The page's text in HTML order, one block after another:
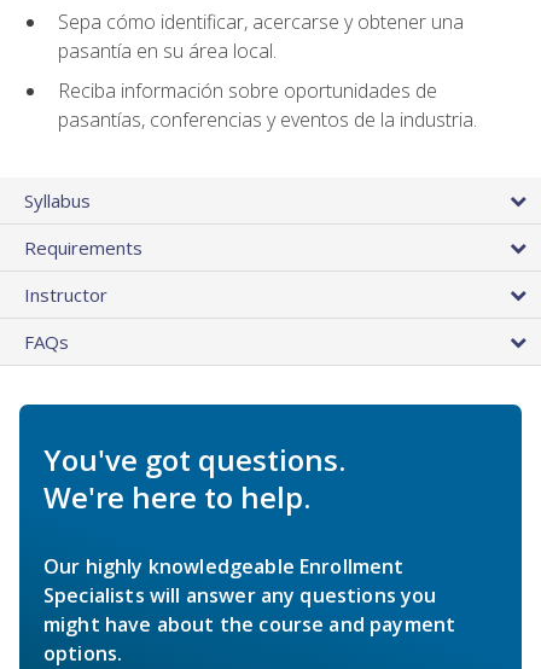
Sepa cómo identificar, acercarse y obtener una
pasantía en su área local.
Reciba información sobre oportunidades de
pasantías, conferencias y eventos de la industria.
Syllabus
Requirements
Instructor
FAQs
You've got questions.
We're here to help.
Our highly knowledgeable Enrollment
Specialists will answer any questions you
might have about the course and payment
options.